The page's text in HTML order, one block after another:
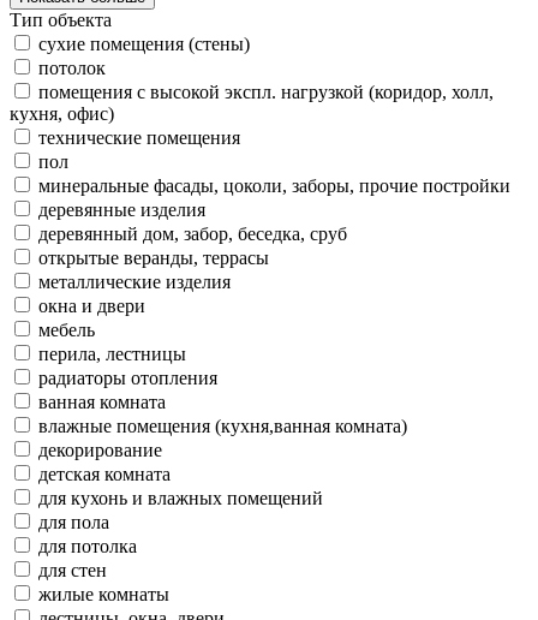
Тип объекта
сухие помещения (стены)
потолок
помещения с высокой экспл. нагрузкой (коридор, холл,
кухня, офис)
технические помещения
пол
минеральные фасады, цоколи, заборы, прочие постройки
деревянные изделия
деревянный дом, забор, беседка, сруб
открытые веранды, террасы
металлические изделия
окна и двери
мебель
перила, лестницы
радиаторы отопления
ванная комната
влажные помещения (кухня,ванная комната)
декорирование
детская комната
для кухонь и влажных помещений
для пола
для потолка
для стен
жилые комнаты